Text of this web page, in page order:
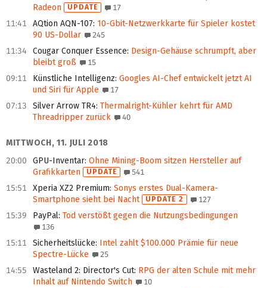
Radeon
UPDATE 17
11:41 AQtion AQN-107: 10-Gbit-Netzwerkkarte für Spieler kostet
90 US-Dollar
245
11:34 Cougar Conquer Essence: Design-Gehäuse schrumpft, aber
bleibt groß
15
09:11 Künstliche Intelligenz: Googles AI-Chef entwickelt jetzt AI
und Siri für Apple
17
07:13 Silver Arrow TR4: Thermalright-Kühler kehrt für AMD
Threadripper zurück
40
MITTWOCH, 11. JULI 2018
20:00
GPU-Inventar: Ohne Mining-Boom sitzen Hersteller auf
Grafikkarten
UPDATE 541
15:51 Xperia XZ2 Premium: Sonys erstes Dual-Kamera-
Smartphone sieht bei Nacht
UPDATE 2 127
15:39 PayPal: Tod verstößt gegen die Nutzungsbedingungen
136
15:11 Sicherheitslücke: Intel zahlt $100.000 Prämie für neue
Spectre-Lücke
25
14:55 Wasteland 2: Director's Cut: RPG der alten Schule mit mehr
Inhalt auf Nintendo Switch
10